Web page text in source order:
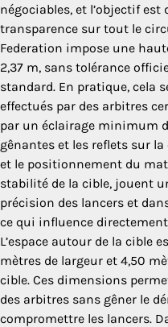
négociables, et l’objectif est
transparence sur tout le
Federation impose une
2,37 m, sans tolérance
standard. En pratique, cela
effectués par des arbitres
par un éclairage minimum
gênantes et les reflets sur
et le positionnement du
stabilité de la cible, jouent
précision des lancers et
ce qui influence
L’espace autour de la cible
mètres de largeur et 4,50
cible. Ces dimensions
des arbitres sans gêner le
compromettre les lancers.